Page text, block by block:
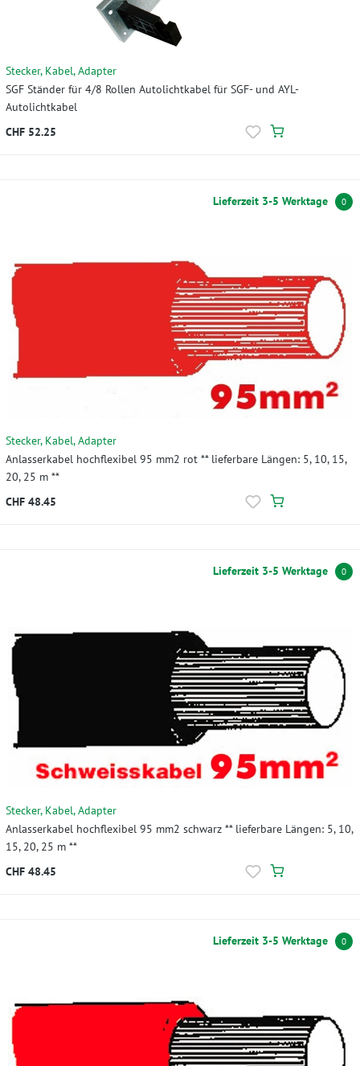
Stecker, Kabel, Adapter
SGF Ständer für 4/8 Rollen Autolichtkabel für SGF- und AYL-
Autolichtkabel
CHF 52.25
Lieferzeit 3-5 Werktage 0
Stecker, Kabel, Adapter
Anlasserkabel hochflexibel 95 mm2 rot ** lieferbare Längen: 5, 10, 15,
20, 25 m **
CHF 48.45
Lieferzeit 3-5 Werktage 0
Stecker, Kabel, Adapter
Anlasserkabel hochflexibel 95 mm2 schwarz ** lieferbare Längen: 5, 10,
15, 20, 25 m **
CHF 48.45
Lieferzeit 3-5 Werktage 0